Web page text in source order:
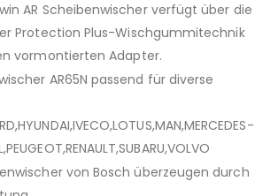
AR Scheibenwischer verfügt über die
Protection Plus-Wischgummitechnik
vormontierten Adapter.
AR65N passend für diverse
von Bosch überzeugen durch